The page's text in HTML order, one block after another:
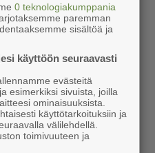
0 teknologiakumppania
paremman
sisältöä ja
käyttöön seuraavasti
evästeitä
esimerkiksi sivuista, joilla
ominaisuuksista.
käyttötarkoituksiin ja
välilehdellä.
toimivuuteen ja